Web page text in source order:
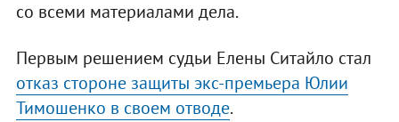
со всеми материалами дела.
Первым решением судьи Елены Ситайло стал
отказ стороне защиты экс-премьера Юлии
Тимошенко в своем отводе.